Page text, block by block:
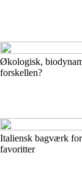
Økologisk,
forskellen?
Italiensk bagværk
favoritter